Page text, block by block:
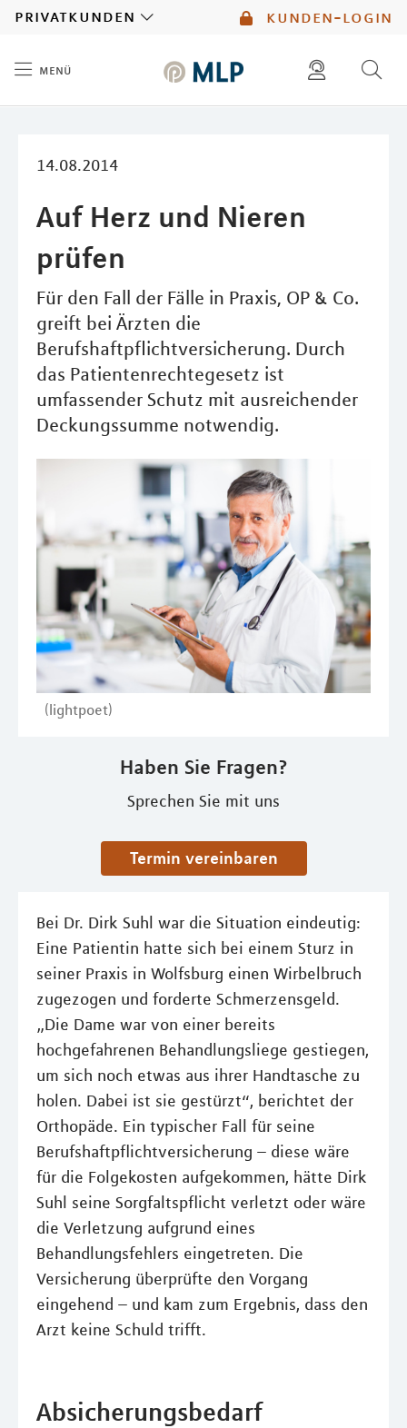
kunden-login
privatkunden
menü
14.08.2014
Auf Herz und Nieren
prüfen
Für den Fall der Fälle in Praxis, OP & Co.
greift bei Ärzten die
Berufshaftpflichtversicherung. Durch
das Patientenrechtegesetz ist
umfassender Schutz mit ausreichender
Deckungssumme notwendig.
(lightpoet)
Haben Sie Fragen?
Sprechen Sie mit uns
Termin vereinbaren
Bei Dr. Dirk Suhl war die Situation eindeutig:
Eine Patientin hatte sich bei einem Sturz in
seiner Praxis in Wolfsburg einen Wirbelbruch
zugezogen und forderte Schmerzensgeld.
„Die Dame war von einer bereits
hochgefahrenen Behandlungsliege gestiegen,
um sich noch etwas aus ihrer Handtasche zu
holen. Dabei ist sie gestürzt“, berichtet der
Orthopäde. Ein typischer Fall für seine
Berufshaftpflichtversicherung – diese wäre
für die Folgekosten aufgekommen, hätte Dirk
Suhl seine Sorgfaltspflicht verletzt oder wäre
die Verletzung aufgrund eines
Behandlungsfehlers eingetreten. Die
Versicherung überprüfte den Vorgang
eingehend – und kam zum Ergebnis, dass den
Arzt keine Schuld trifft.
Absicherungsbedarf